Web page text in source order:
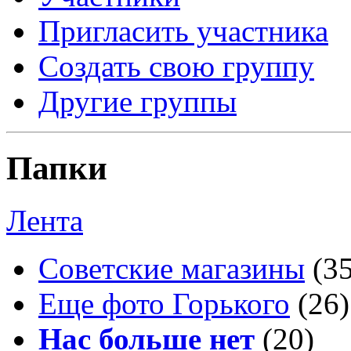
Пригласить участника
Создать свою группу
Другие группы
Папки
Лента
Советские магазины
Еще фото Горького (26)
Нас больше нет (20)